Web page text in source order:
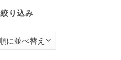
絞り込み